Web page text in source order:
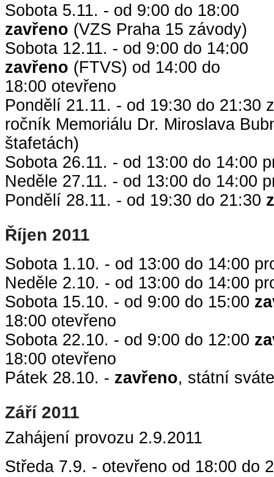
Sobota 5.11. - od 9:00 do 18:00
zavřeno (VZS Praha 15 závody)
Sobota 12.11. - od 9:00 do 14:00
zavřeno (FTVS) od 14:00 do
18:00 otevřeno
Pondělí 21.11. - od 19:30 do 21:30
ročník Memoriálu Dr. Miroslava
štafetách)
Sobota 26.11. - od 13:00 do 14:00
Neděle 27.11. - od 13:00 do 14:00
Pondělí 28.11. - od 19:30 do 21:30
Říjen 2011
Sobota 1.10. - od 13:00 do 14:00
Neděle 2.10. - od 13:00 do 14:00
Sobota 15.10. - od 9:00 do 15:00
18:00 otevřeno
Sobota 22.10. - od 9:00 do 12:00
18:00 otevřeno
Pátek 28.10. - zavřeno, státní
Září 2011
Zahájení provozu 2.9.2011
Středa 7.9. - otevřeno od 18:00 do